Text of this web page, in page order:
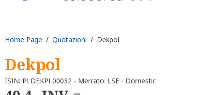
Home Page / Quotazioni / Dekpol
Dekpol
ISIN: PLDEKPL00032 - Mercato: LSE - Domestic